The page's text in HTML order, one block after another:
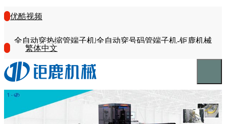
优酷视频
全自动穿热缩管端子机|全自动穿号码管端子机-钜鹿机械
繁体中文